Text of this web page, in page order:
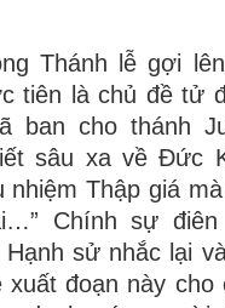
Thánh lễ gợi
tiên là chủ đề tử
ban cho thánh
sâu xa về Đức
Thập giá
Chính sự
sử nhắc lại
xuất đoạn này cho